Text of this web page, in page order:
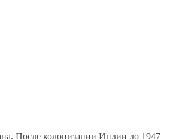
После колонизации Индии до 1947